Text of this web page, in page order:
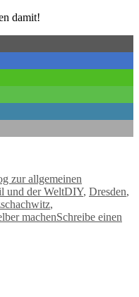
damit!
zur allgemeinen
und der WeltSchlagwörter
DIY, Dresden,
,
machenSchreibe einen